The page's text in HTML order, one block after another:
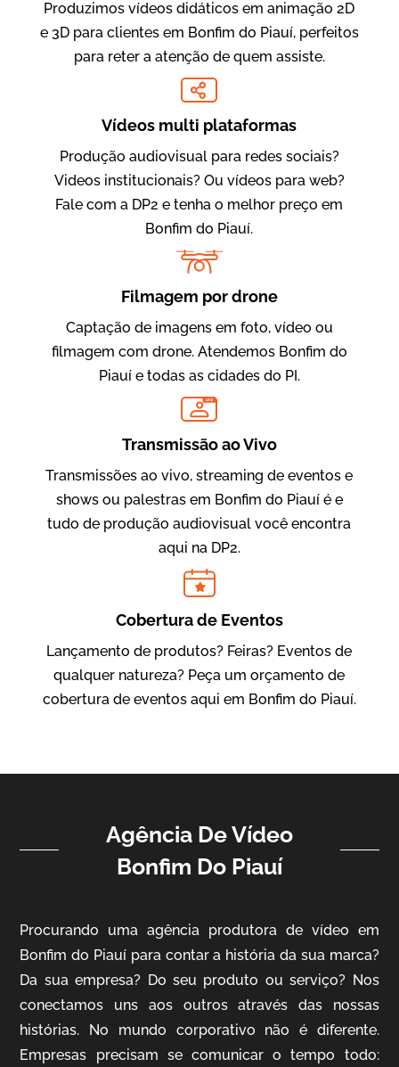
Amigo Edu
Evolucional
Vídeos para Treinamentos
IBCC
Vídeo Institucional
Vídeo Institucional
Produzimos vídeos didáticos em animação 2D
e 3D para clientes em Bonfim do Piauí, perfeitos
para reter a atenção de quem assiste.
Vídeos multi plataformas
Produção audiovisual para redes sociais?
Videos institucionais? Ou vídeos para web?
Fale com a DP2 e tenha o melhor preço em
Bonfim do Piauí.
Filmagem por drone
Captação de imagens em foto, vídeo ou
filmagem com drone. Atendemos Bonfim do
Piauí e todas as cidades do PI.
LIVE
Transmissão ao Vivo
Transmissões ao vivo, streaming de eventos e
shows ou palestras em Bonfim do Piauí é e
tudo de produção audiovisual você encontra
aqui na DP2.
Cobertura de Eventos
Lançamento de produtos? Feiras? Eventos de
qualquer natureza? Peça um orçamento de
cobertura de eventos aqui em Bonfim do Piauí.
Agência De Vídeo
Bonfim Do Piauí
Procurando uma agência produtora de vídeo em
Bonfim do Piauí para contar a história da sua marca?
Da sua empresa? Do seu produto ou serviço? Nos
conectamos uns aos outros através das nossas
histórias. No mundo corporativo não é diferente.
Empresas precisam se comunicar o tempo todo: